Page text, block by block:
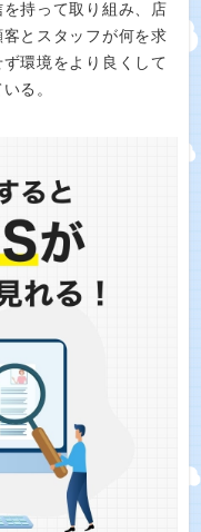
持って取り組み、店
とスタッフが何を求
環境をより良くして
る。